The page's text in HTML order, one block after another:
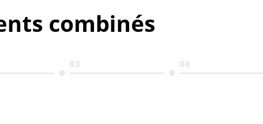
combinés
03 04